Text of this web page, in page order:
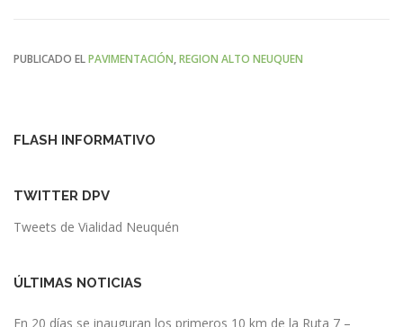
PUBLICADO ELPAVIMENTACIÓN,REGION ALTO NEUQUEN
FLASH INFORMATIVO
TWITTER DPV
Tweets de Vialidad Neuquén
ÚLTIMAS NOTICIAS
En 20 días se inauguran los primeros 10 km de la Ruta 7 –